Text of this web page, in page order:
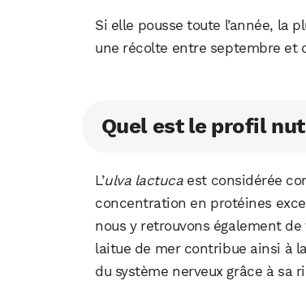
Si elle pousse toute l’année, la
une récolte entre septembre et
Quel est le profil
L’ulva lactucaest considérée
concentration en protéines
nous y retrouvons également
laitue de mer contribue ainsi à
du système nerveux grâce à sa